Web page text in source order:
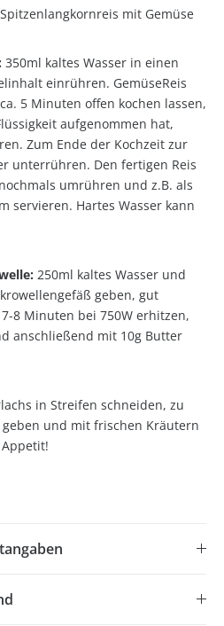
mit Gemüse
350ml kaltes Wasser in einen
einrühren. GemüseReis
5 Minuten offen kochen lassen,
aufgenommen hat,
Zum Ende der Kochzeit zur
unterrühren. Den fertigen Reis
umrühren und z.B. als
servieren. Hartes Wasser kann
250ml kaltes Wasser und
geben, gut
8 Minuten bei 750W erhitzen,
anschließend mit 10g Butter
in Streifen schneiden, zu
und mit frischen Kräutern